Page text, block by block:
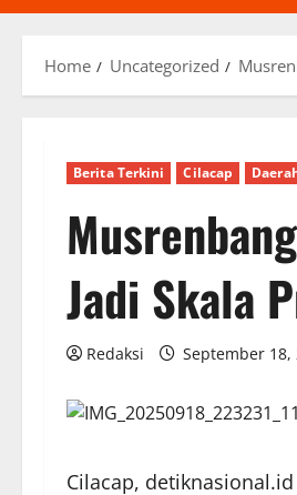
Home Uncategorized
Berita Terkini Cilacap
Jadi Skala
Redaksi September 18,
Cilacap,